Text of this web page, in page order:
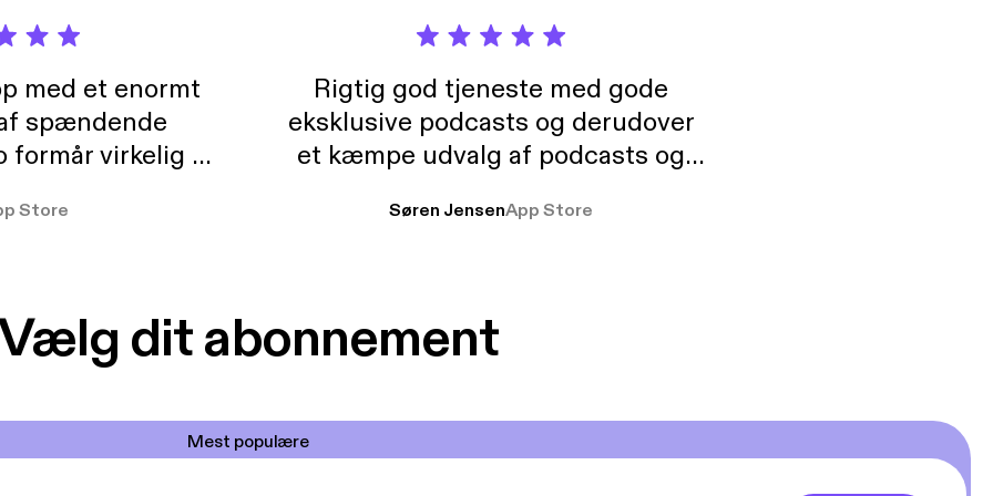
med et enormt
spændende
formår virkelig at
At der så også
Store
Rigtig god tjeneste med gode
eksklusive podcasts og derudover
et kæmpe udvalg af podcasts og
ikke andet så udelukkende pga
Søren JensenApp Store
dit abonnement
Mest populære